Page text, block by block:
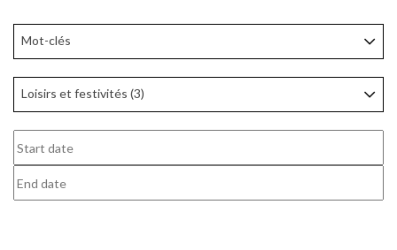
Mot-clés
Loisirs et festivités (3)